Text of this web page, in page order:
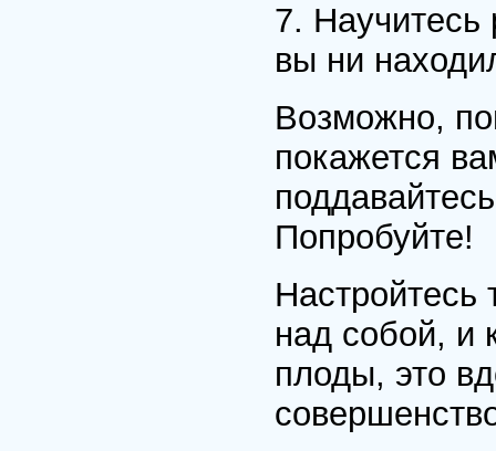
7. Научитесь
вы ни
Возможно,
покажется
Попробуйте!
Настройтесь
над собой, и
плоды, это